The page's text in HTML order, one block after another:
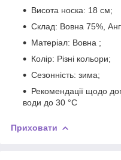
Висота носка: 18 см;
Склад: Вовна 75%,
Матеріал: Вовна ;
Колір: Різні кольори;
Сезонність: зима;
Рекомендації щодо
води до 30 °C
Приховати